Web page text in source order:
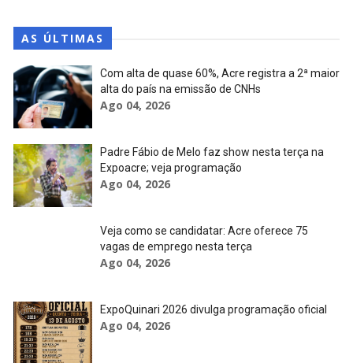
AS ÚLTIMAS
Com alta de quase 60%, Acre registra a 2ª maior
alta do país na emissão de CNHs
Ago 04, 2026
Padre Fábio de Melo faz show nesta terça na
Expoacre; veja programação
Ago 04, 2026
Veja como se candidatar: Acre oferece 75
vagas de emprego nesta terça
Ago 04, 2026
ExpoQuinari 2026 divulga programação oficial
Ago 04, 2026